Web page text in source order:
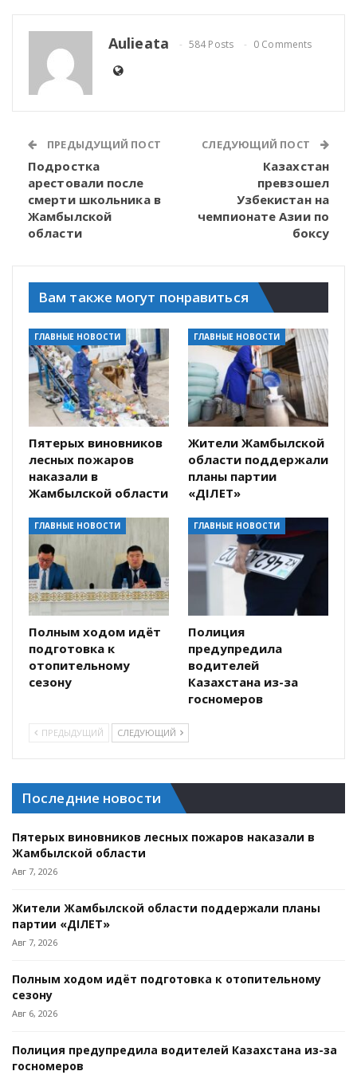
Aulieata 584 Posts 0 Comments
ПРЕДЫДУЩИЙ ПОСТ
Подростка
арестовали после
смерти школьника в
Жамбылской
области
СЛЕДУЮЩИЙ ПОСТ
Казахстан
превзошел
Узбекистан на
чемпионате Азии по
боксу
Вам также могут понравиться
ГЛАВНЫЕ НОВОСТИ
Пятерых виновников
лесных пожаров
наказали в
Жамбылской области
ГЛАВНЫЕ НОВОСТИ
Жители Жамбылской
области поддержали
планы партии
«ӘДІЛЕТ»
ГЛАВНЫЕ НОВОСТИ
Полным ходом идёт
подготовка к
отопительному
сезону
ГЛАВНЫЕ НОВОСТИ
Полиция
предупредила
водителей
Казахстана из-за
госномеров
ПРЕДЫДУЩИЙ СЛЕДУЮЩИЙ
Последние новости
Пятерых виновников лесных пожаров наказали в
Жамбылской области
Авг 7, 2026
Жители Жамбылской области поддержали планы
партии «ӘДІЛЕТ»
Авг 7, 2026
Полным ходом идёт подготовка к отопительному
сезону
Авг 6, 2026
Полиция предупредила водителей Казахстана из-за
госномеров